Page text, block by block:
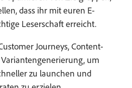
dass ihr mit euren E-
Leserschaft erreicht.
Journeys, Content-
um
zu launchen und